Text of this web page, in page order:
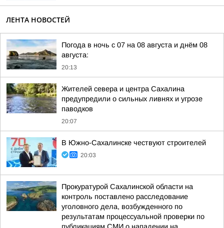
ЛЕНТА НОВОСТЕЙ
Погода в ночь с 07 на 08 августа и днём 08
августа:
20:13
Жителей севера и центра Сахалина
предупредили о сильных ливнях и угрозе
паводков
20:07
В Южно-Сахалинске чествуют строителей
20:03
Прокуратурой Сахалинской области на
контроль поставлено расследование
уголовного дела, возбужденного по
результатам процессуальной проверки по